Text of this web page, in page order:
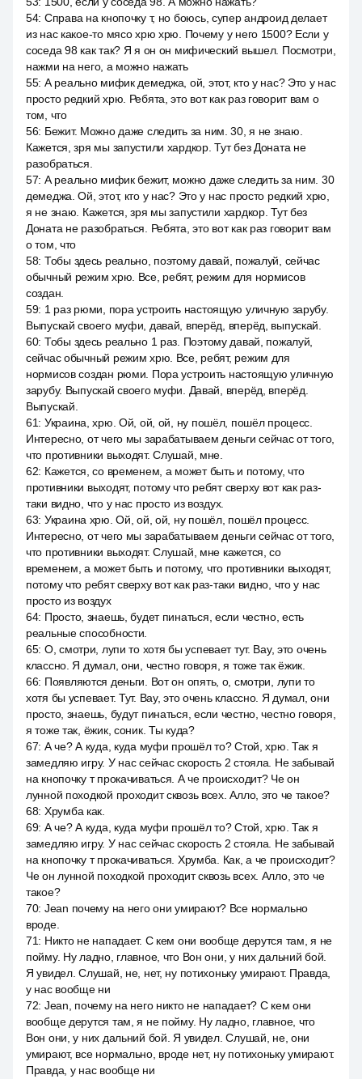
54: Справа на кнопочку т, но боюсь, супер андроид делает
из нас какое-то мясо хрю хрю. Почему у него 1500? Если у
соседа 98 как так? Я я он он мифический вышел. Посмотри,
нажми на него, а можно нажать
55: А реально мифик демеджа, ой, этот, кто у нас? Это у нас
просто редкий хрю. Ребята, это вот как раз говорит вам о
том, что
56: Бежит. Можно даже следить за ним. 30, я не знаю.
Кажется, зря мы запустили хардкор. Тут без Доната не
разобраться.
57: А реально мифик бежит, можно даже следить за ним. 30
демеджа. Ой, этот, кто у нас? Это у нас просто редкий хрю,
я не знаю. Кажется, зря мы запустили хардкор. Тут без
Доната не разобраться. Ребята, это вот как раз говорит вам
о том, что
58: Тобы здесь реально, поэтому давай, пожалуй, сейчас
обычный режим хрю. Все, ребят, режим для нормисов
создан.
59: 1 раз рюми, пора устроить настоящую уличную зарубу.
Выпускай своего муфи, давай, вперёд, вперёд, выпускай.
60: Тобы здесь реально 1 раз. Поэтому давай, пожалуй,
сейчас обычный режим хрю. Все, ребят, режим для
нормисов создан рюми. Пора устроить настоящую уличную
зарубу. Выпускай своего муфи. Давай, вперёд, вперёд.
Выпускай.
61: Украина, хрю. Ой, ой, ой, ну пошёл, пошёл процесс.
Интересно, от чего мы зарабатываем деньги сейчас от того,
что противники выходят. Слушай, мне.
62: Кажется, со временем, а может быть и потому, что
противники выходят, потому что ребят сверху вот как раз-
таки видно, что у нас просто из воздух.
63: Украина хрю. Ой, ой, ой, ну пошёл, пошёл процесс.
Интересно, от чего мы зарабатываем деньги сейчас от того,
что противники выходят. Слушай, мне кажется, со
временем, а может быть и потому, что противники выходят,
потому что ребят сверху вот как раз-таки видно, что у нас
просто из воздух
64: Просто, знаешь, будет пинаться, если честно, есть
реальные способности.
65: О, смотри, лупи то хотя бы успевает тут. Вау, это очень
классно. Я думал, они, честно говоря, я тоже так ёжик.
66: Появляются деньги. Вот он опять, о, смотри, лупи то
хотя бы успевает. Тут. Вау, это очень классно. Я думал, они
просто, знаешь, будут пинаться, если честно, честно говоря,
я тоже так, ёжик, соник. Ты куда?
67: А че? А куда, куда муфи прошёл то? Стой, хрю. Так я
замедляю игру. У нас сейчас скорость 2 стояла. Не забывай
на кнопочку т прокачиваться. А че происходит? Че он
лунной походкой проходит сквозь всех. Алло, это че такое?
68: Хрумба как.
69: А че? А куда, куда муфи прошёл то? Стой, хрю. Так я
замедляю игру. У нас сейчас скорость 2 стояла. Не забывай
на кнопочку т прокачиваться. Хрумба. Как, а че происходит?
Че он лунной походкой проходит сквозь всех. Алло, это че
такое?
70: Jean почему на него они умирают? Все нормально
вроде.
71: Никто не нападает. С кем они вообще дерутся там, я не
пойму. Ну ладно, главное, что Вон они, у них дальний бой.
Я увидел. Слушай, не, нет, ну потихоньку умирают. Правда,
у нас вообще ни
72: Jean, почему на него никто не нападает? С кем они
вообще дерутся там, я не пойму. Ну ладно, главное, что
Вон они, у них дальний бой. Я увидел. Слушай, не, они
умирают, все нормально, вроде нет, ну потихоньку умирают.
Правда, у нас вообще ни